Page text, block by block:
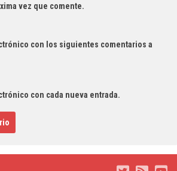
vez que comente.
con los siguientes comentarios a
con cada nueva entrada.